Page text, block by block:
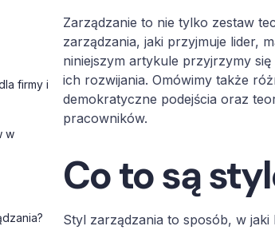
firmy i
w
Zarządzanie to nie tylko zestaw
zarządzania, jaki przyjmuje lider,
niniejszym artykule przyjrzymy
ich rozwijania. Omówimy także
demokratyczne podejścia oraz
pracowników.
Co to są
Styl zarządzania to sposób, w